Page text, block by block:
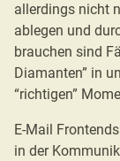
allerdings nicht
ablegen und
brauchen sind
Diamanten” in
“richtigen”
E-Mail
in der